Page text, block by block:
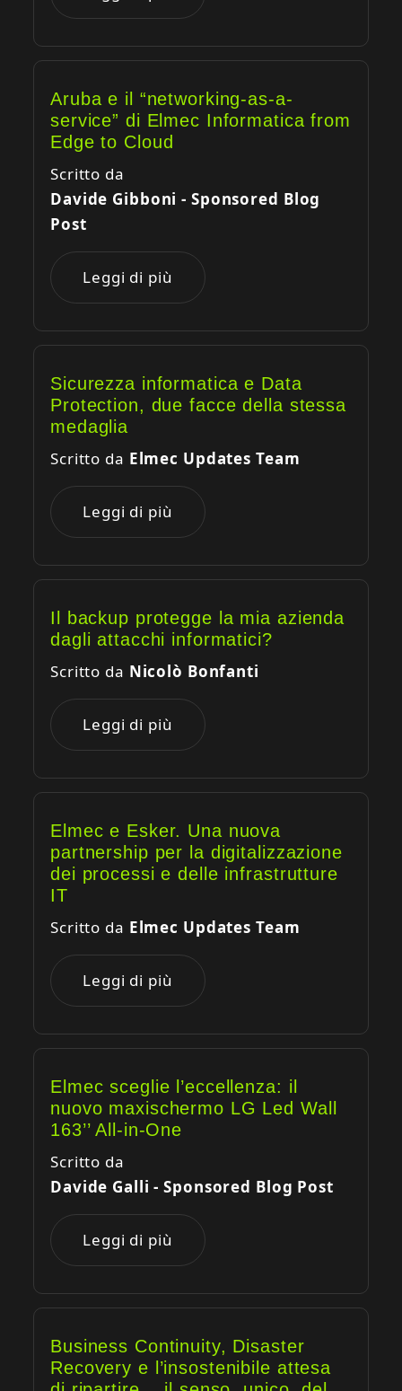
Aruba e il “networking-as-a-
service” di Elmec Informatica from
Edge to Cloud
Scritto da
Davide Gibboni - Sponsored Blog
Post
Leggi di più
Sicurezza informatica e Data
Protection, due facce della stessa
medaglia
Scritto da Elmec Updates Team
Leggi di più
Il backup protegge la mia azienda
dagli attacchi informatici?
Scritto da Nicolò Bonfanti
Leggi di più
Elmec e Esker. Una nuova
partnership per la digitalizzazione
dei processi e delle infrastrutture
IT
Scritto da Elmec Updates Team
Leggi di più
Elmec sceglie l’eccellenza: il
nuovo maxischermo LG Led Wall
163’’ All-in-One
Scritto da
Davide Galli - Sponsored Blog Post
Leggi di più
Business Continuity, Disaster
Recovery e l’insostenibile attesa